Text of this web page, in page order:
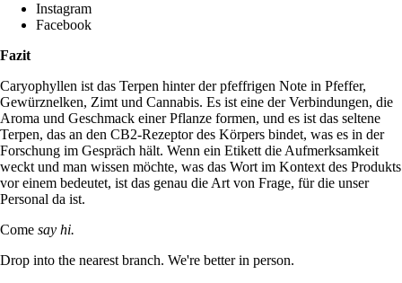
Instagram
Facebook
Fazit
Caryophyllen ist das Terpen hinter der pfeffrigen Note in Pfeffer,
Gewürznelken, Zimt und Cannabis. Es ist eine der Verbindungen, die
Aroma und Geschmack einer Pflanze formen, und es ist das seltene
Terpen, das an den CB2-Rezeptor des Körpers bindet, was es in der
Forschung im Gespräch hält. Wenn ein Etikett die Aufmerksamkeit
weckt und man wissen möchte, was das Wort im Kontext des Produkts
vor einem bedeutet, ist das genau die Art von Frage, für die unser
Personal da ist.
Come say hi.
Drop into the nearest branch. We're better in person.